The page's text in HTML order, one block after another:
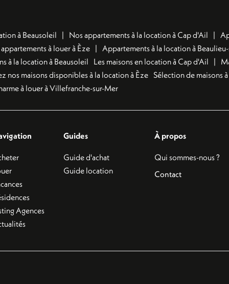
à Beausoleil Nos appartements à la location à Cap d'Ail
appartements à louer à Èze Appartements à la location à
à la location à Beausoleil Les maisons en location à Cap d'Ail
nos maisons disponibles à la location à Èze Sélection de maisons
à louer à Villefranche-sur-Mer
Agences
Guides
Guide d'achat
Guide location
À propos
Qui sommes-nous ?
Contact